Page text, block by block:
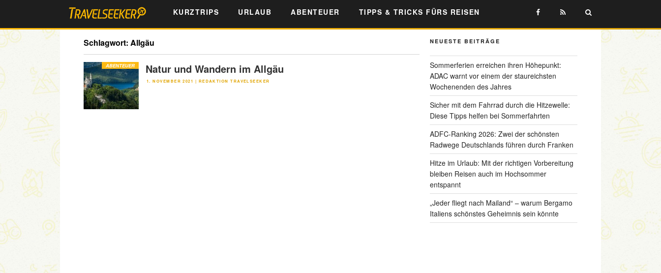
springen
KURZTRIPS URLAUB ABENTEUER TIPPS & TRICKS FÜRS REISEN
Schlagwort: Allgäu
ABENTEUER Natur und Wandern im Allgäu
VERÖFFENTLICHT
1. NOVEMBER 2021 | REDAKTION TRAVELSEEKER
NEUESTE BEITRÄGE
Sommerferien erreichen ihren Höhepunkt:
ADAC warnt vor einem der staureichsten
Wochenenden des Jahres
Sicher mit dem Fahrrad durch die Hitzewelle:
Diese Tipps helfen bei Sommerfahrten
ADFC-Ranking 2026: Zwei der schönsten
Radwege Deutschlands führen durch Franken
Hitze im Urlaub: Mit der richtigen Vorbereitung
bleiben Reisen auch im Hochsommer
entspannt
„Jeder fliegt nach Mailand“ – warum Bergamo
Italiens schönstes Geheimnis sein könnte